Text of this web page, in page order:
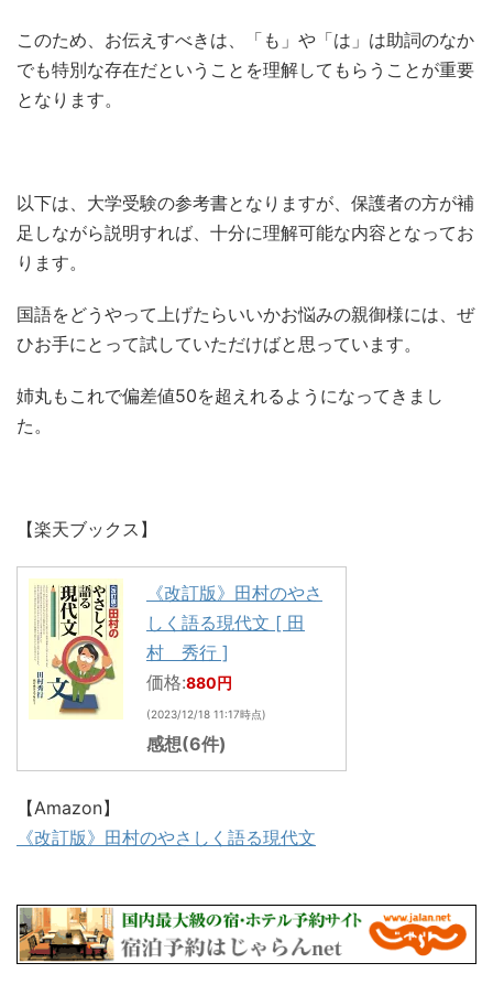
このため、お伝えすべきは、「も」や「は」は助詞のなか
でも特別な存在だということを理解してもらうことが重要
となります。
以下は、大学受験の参考書となりますが、保護者の方が補
足しながら説明すれば、十分に理解可能な内容となってお
ります。
国語をどうやって上げたらいいかお悩みの親御様には、ぜ
ひお手にとって試していただけばと思っています。
姉丸もこれで偏差値50を超えれるようになってきまし
た。
【楽天ブックス】
《改訂版》田村のやさ
しく語る現代文 [ 田
村 秀行 ]
価格:880円
(2023/12/18 11:17時点)
感想(6件)
【Amazon】
《改訂版》田村のやさしく語る現代文